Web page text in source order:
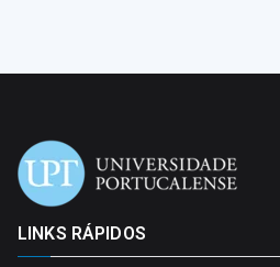
LINKS RÁPIDOS